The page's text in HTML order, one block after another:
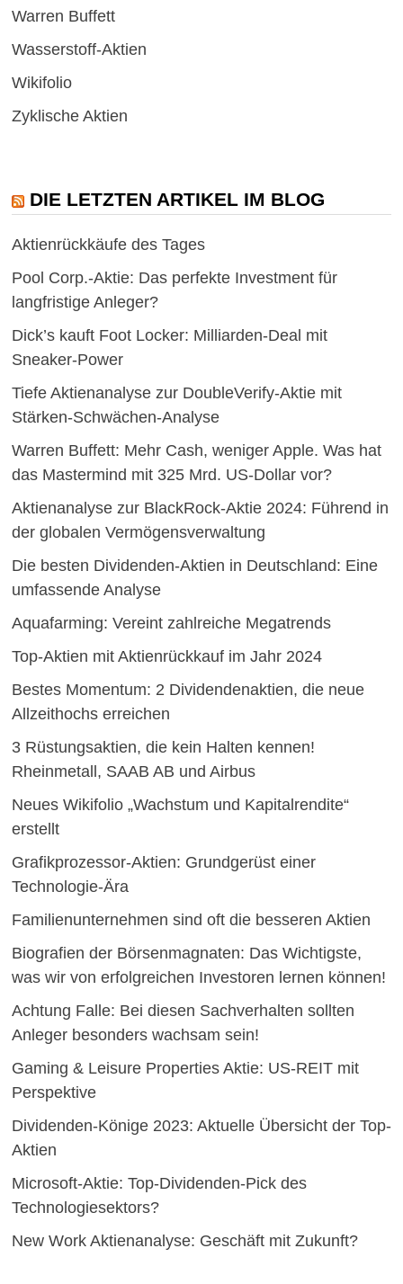
Warren Buffett
Wasserstoff-Aktien
Wikifolio
Zyklische Aktien
DIE LETZTEN ARTIKEL IM BLOG
Aktienrückkäufe des Tages
Pool Corp.-Aktie: Das perfekte Investment für
langfristige Anleger?
Dick’s kauft Foot Locker: Milliarden-Deal mit
Sneaker-Power
Tiefe Aktienanalyse zur DoubleVerify-Aktie mit
Stärken-Schwächen-Analyse
Warren Buffett: Mehr Cash, weniger Apple. Was hat
das Mastermind mit 325 Mrd. US-Dollar vor?
Aktienanalyse zur BlackRock-Aktie 2024: Führend in
der globalen Vermögensverwaltung
Die besten Dividenden-Aktien in Deutschland: Eine
umfassende Analyse
Aquafarming: Vereint zahlreiche Megatrends
Top-Aktien mit Aktienrückkauf im Jahr 2024
Bestes Momentum: 2 Dividendenaktien, die neue
Allzeithochs erreichen
3 Rüstungsaktien, die kein Halten kennen!
Rheinmetall, SAAB AB und Airbus
Neues Wikifolio „Wachstum und Kapitalrendite“
erstellt
Grafikprozessor-Aktien: Grundgerüst einer
Technologie-Ära
Familienunternehmen sind oft die besseren Aktien
Biografien der Börsenmagnaten: Das Wichtigste,
was wir von erfolgreichen Investoren lernen können!
Achtung Falle: Bei diesen Sachverhalten sollten
Anleger besonders wachsam sein!
Gaming & Leisure Properties Aktie: US-REIT mit
Perspektive
Dividenden-Könige 2023: Aktuelle Übersicht der Top-
Aktien
Microsoft-Aktie: Top-Dividenden-Pick des
Technologiesektors?
New Work Aktienanalyse: Geschäft mit Zukunft?